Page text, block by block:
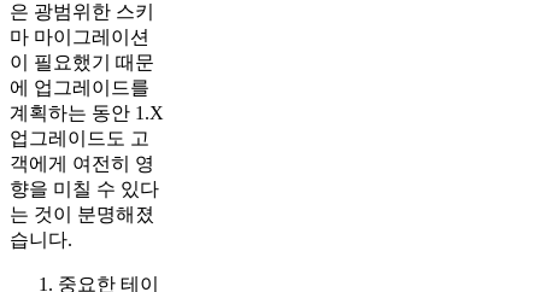
은 광범위한 스키
마 마이그레이션
이 필요했기 때문
에 업그레이드를
계획하는 동안 1.X
업그레이드도 고
객에게 여전히 영
향을 미칠 수 있다
는 것이 분명해졌
습니다.
중요한 테이